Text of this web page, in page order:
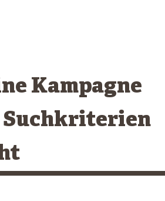
Kampagne
Suchkriterien